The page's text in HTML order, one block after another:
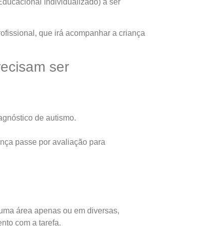
que irá acompanhar a criança
ser
de autismo.
passe por avaliação para
área apenas ou em diversas,
com a tarefa.